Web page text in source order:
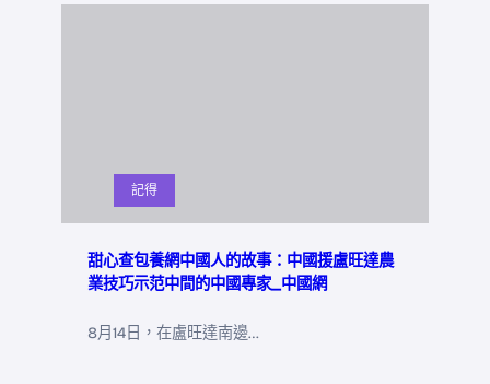
記得
甜心查包養網中國人的故事：中國援盧旺達農
業技巧示范中間的中國專家_中國網
8月14日，在盧旺達南邊…